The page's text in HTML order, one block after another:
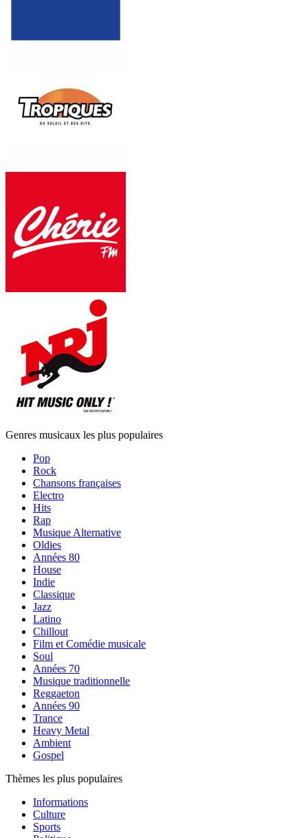
Genres musicaux les plus populaires
Pop
Rock
Chansons françaises
Electro
Hits
Rap
Musique Alternative
Oldies
Années 80
House
Indie
Classique
Jazz
Latino
Chillout
Film et Comédie musicale
Soul
Années 70
Musique traditionnelle
Reggaeton
Années 90
Trance
Heavy Metal
Ambient
Gospel
Thèmes les plus populaires
Informations
Culture
Sports